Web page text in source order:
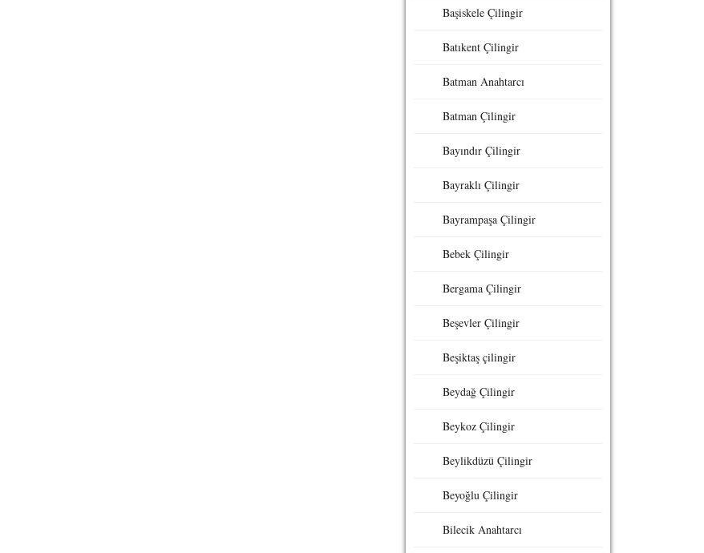
Başiskele Çilingir
Batıkent Çilingir
Batman Anahtarcı
Batman Çilingir
Bayındır Çilingir
Bayraklı Çilingir
Bayrampaşa Çilingir
Bebek Çilingir
Bergama Çilingir
Beşevler Çilingir
Beşiktaş çilingir
Beydağ Çilingir
Beykoz Çilingir
Beylikdüzü Çilingir
Beyoğlu Çilingir
Bilecik Anahtarcı